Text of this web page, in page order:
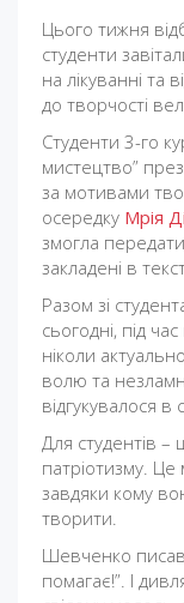
Цього тижня
студенти
на лікуванні та
до творчості
Студенти 3-го
мистецтво”
за мотивами
осередку Мрія
змогла
закладені в
Разом зі
сьогодні, під
ніколи
волю та
відгукувалося в
Для студентів –
патріотизму.
завдяки кому
творити.
Шевченко
помагає!”. І